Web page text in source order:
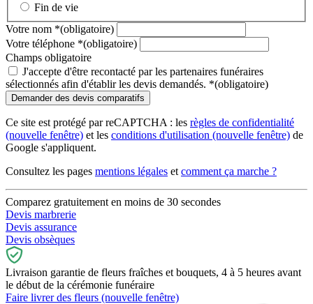
Fin de vie
Votre nom *(obligatoire)
Votre téléphone *(obligatoire)
Champs obligatoire
J'accepte d'être recontacté par les partenaires funéraires
sélectionnés afin d'établir les devis demandés. *(obligatoire)
Ce site est protégé par reCAPTCHA : les règles de confidentialité
(nouvelle fenêtre) et les conditions d'utilisation (nouvelle fenêtre) de
Google s'appliquent.
Consultez les pages mentions légales et comment ça marche ?
Comparez gratuitement en moins de 30 secondes
Devis marbrerie
Devis assurance
Devis obsèques
Livraison garantie de fleurs fraîches et bouquets, 4 à 5 heures avant
le début de la cérémonie funéraire
Faire livrer des fleurs (nouvelle fenêtre)